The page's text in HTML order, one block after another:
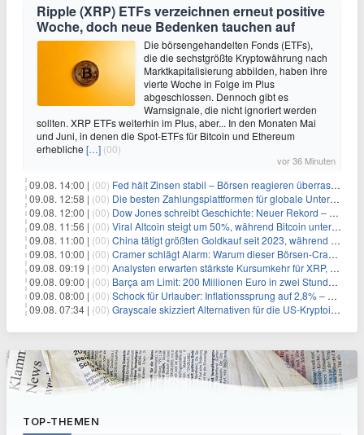
Ripple (XRP) ETFs verzeichnen erneut positive
Woche, doch neue Bedenken tauchen auf
Die börsengehandelten Fonds (ETFs),
die die sechstgrößte Kryptowährung nach
Marktkapitalisierung abbilden, haben ihre
vierte Woche in Folge im Plus
abgeschlossen. Dennoch gibt es
Warnsignale, die nicht ignoriert werden
sollten. XRP ETFs weiterhin im Plus, aber... In den Monaten Mai
und Juni, in denen die Spot-ETFs für Bitcoin und Ethereum
erhebliche […] (00)
vor 36 Minuten
09.08. 14:00 | (00) Fed hält Zinsen stabil – Börsen reagieren überraschend volatil
09.08. 12:58 | (00) Die besten Zahlungsplattformen für globale Unternehmen im Jahr 2026
09.08. 12:00 | (00) Dow Jones schreibt Geschichte: Neuer Rekord – und Amazon knackt die nächste Billionen-Marke
09.08. 11:56 | (00) Viral Altcoin steigt um 50%, während Bitcoin unter $65.000 fällt
09.08. 11:00 | (00) China tätigt größten Goldkauf seit 2023, während Goldpreis um 8% steigt
09.08. 10:00 | (00) Cramer schlägt Alarm: Warum dieser Börsen-Crash die beste Einstiegschance seit Monaten ist
09.08. 09:19 | (00) Analysten erwarten stärkste Kursumkehr für XRP, während Polymarket skeptisch bleibt
09.08. 09:00 | (00) Barça am Limit: 200 Millionen Euro in zwei Stunden – warum dieser Schuldentrip hochgefährlich wird
09.08. 08:00 | (00) Schock für Urlauber: Inflationssprung auf 2,8% – Diese Preise explodieren jetzt
09.08. 07:34 | (00) Grayscale skizziert Alternativen für die US-Kryptoindustrie ohne CLARITY Act
TOP-THEMEN